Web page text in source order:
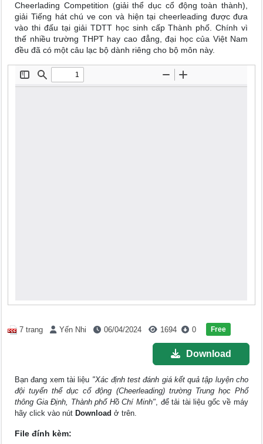
Cheerlading Competition (giải thể dục cổ động toàn thành),
giải Tiếng hát chú ve con và hiện tại cheerleading được đưa
vào thi đấu tại giải TDTT học sinh cấp Thành phố. Chính vì
thế nhiều trường THPT hay cao đẳng, đại học của Việt Nam
đều đã có một câu lạc bộ dành riêng cho bộ môn này.
7 trang Yến Nhi 06/04/2024 1694 0 Free
Download
Bạn đang xem tài liệu "Xác định test đánh giá kết quả tập luyện cho
đội tuyển thể dục cổ động (Cheerleading) trường Trung học Phổ
thông Gia Định, Thành phố Hồ Chí Minh", để tải tài liệu gốc về máy
hãy click vào nút Download ở trên.
File đính kèm: